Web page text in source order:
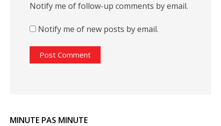
Notify me of follow-up comments by email.
Notify me of new posts by email.
MINUTE PAS MINUTE